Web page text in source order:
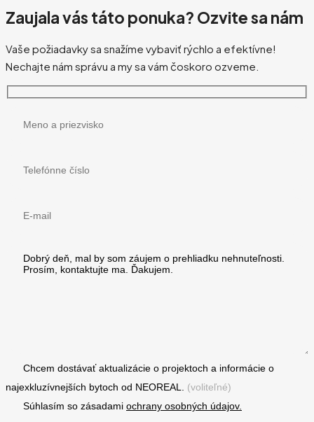
Zaujala vás táto ponuka? Ozvite sa nám
Vaše požiadavky sa snažíme vybaviť rýchlo a efektívne!
Nechajte nám správu a my sa vám čoskoro ozveme.
Chcem dostávať aktualizácie o projektoch a informácie o
najexkluzívnejších bytoch od NEOREAL. (voliteľné)
Súhlasím so zásadami ochrany osobných údajov.